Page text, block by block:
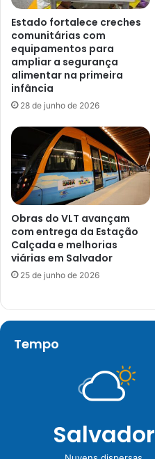
Estado fortalece creches
comunitárias com
equipamentos para
ampliar a segurança
alimentar na primeira
infância
28 de junho de 2026
Obras do VLT avançam
com entrega da Estação
Calçada e melhorias
viárias em Salvador
25 de junho de 2026
Tempo
Salvador